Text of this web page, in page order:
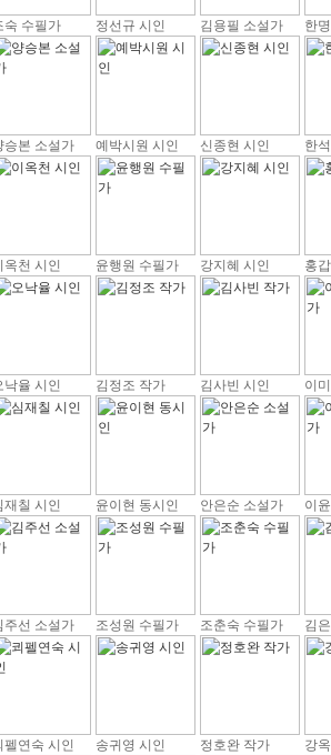
숙 수필가 정선규 시인 김용필 소설가 한
승본 소설가 예박시원 시인 신종현 시인 한
옥천 시인 윤행원 수필가 강지혜 시인 홍
낙율 시인 김정조 작가 김사빈 시인 이
재칠 시인 윤이현 동시인 안은순 소설가 이
주선 소설가 조성원 수필가 조춘숙 수필가 김
펠연숙 시인 송귀영 시인 정호완 작가 강